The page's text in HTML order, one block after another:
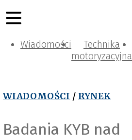
Wiadomości
Technika
motoryzacyjna
WIADOMOŚCI / RYNEK
Badania KYB nad